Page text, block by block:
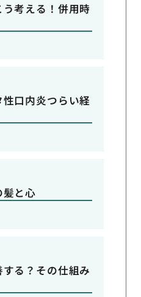
考える！併用時
口内炎つらい経
と心
る？その仕組み